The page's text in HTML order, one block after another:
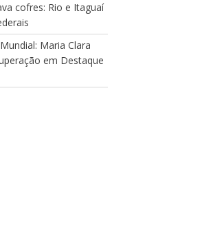
cofres: Rio e Itaguaí
Maria Clara
em Destaque